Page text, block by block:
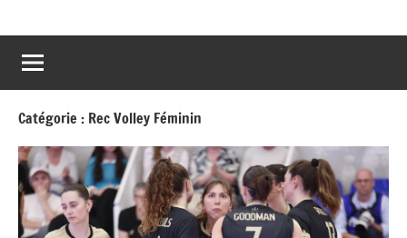
Catégorie : Rec Volley Féminin